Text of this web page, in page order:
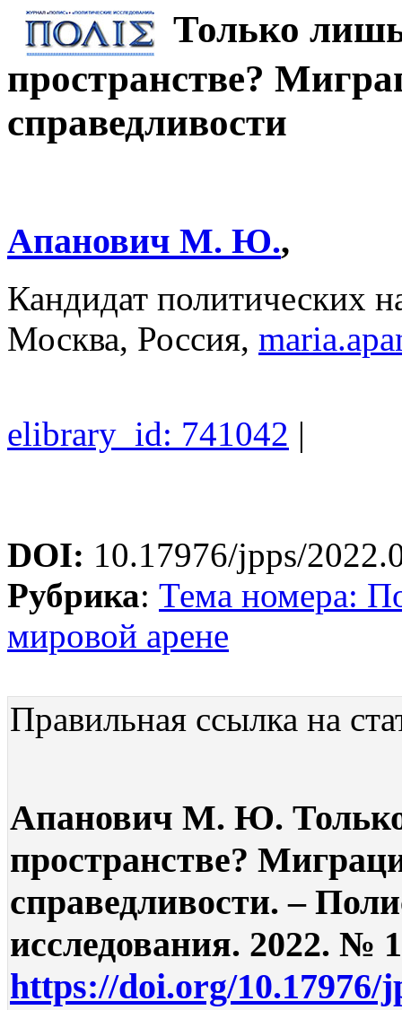
Только
пространстве?
справедливости
Апанович М. Ю.,
Кандидат
Москва, Россия,
elibrary_id: 741042 |
DOI: 10.17976/jpps/
Рубрика: Тема номера:
мировой арене
Правильная ссылка на
Апанович М. Ю.
пространстве?
справедливости. –
исследования. 2022. №
https://doi.org/10.17976/